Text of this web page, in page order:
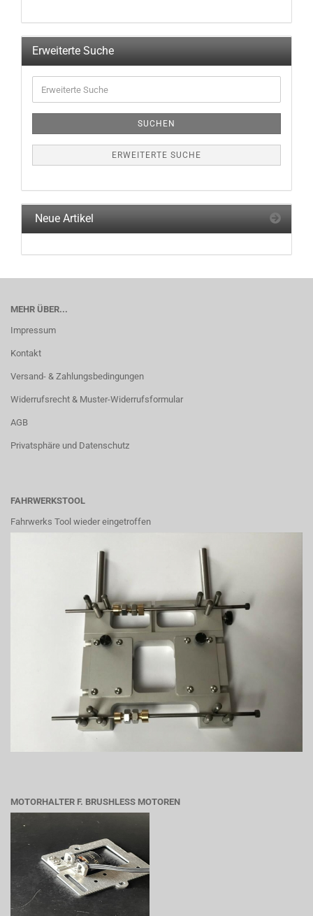
EIN.
Erweiterte Suche
Suche
SUCHEN
ERWEITERTE SUCHE
Neue Artikel
MEHR ÜBER...
Impressum
Kontakt
Versand- & Zahlungsbedingungen
Widerrufsrecht & Muster-Widerrufsformular
AGB
Privatsphäre und Datenschutz
FAHRWERKSTOOL
Fahrwerks Tool wieder eingetroffen
MOTORHALTER F. BRUSHLESS MOTOREN